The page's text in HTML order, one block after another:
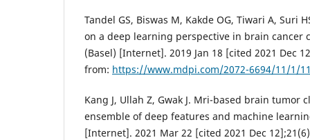
Tandel GS, Biswas M, Kakde OG, Tiwari A, Suri
on a deep learning perspective in brain cancer
(Basel) [Internet]. 2019 Jan 18 [cited 2021 Dec
from: https://www.mdpi.com/2072-6694/11/1/
Kang J, Ullah Z, Gwak J. Mri-based brain tumor
ensemble of deep features and machine
[Internet]. 2021 Mar 22 [cited 2021 Dec